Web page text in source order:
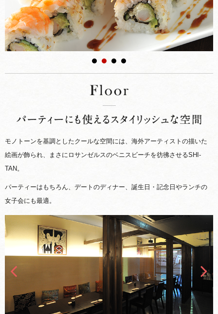
モノトーンを基調としたクールな空間には、海外アーティストの描いた
絵画が飾られ、まさにロサンゼルスのベニスビーチを彷彿させるSHI-
TAN。
パーティーはもちろん、デートのディナー、誕生日・記念日やランチの
女子会にも最適。